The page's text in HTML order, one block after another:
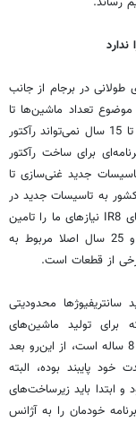
در برجام از جانب
محدودیت‌ها 8 ساله و در موضوع تعداد ماشین‌ها تا
10 ساله است. همچنین در برجام آمده است که ایران تا 15 سال نمی‌تواند رآکتور
برای ساخت رآکتور
جدید غنی‌سازی تا
به تاسیسات جدید در
این حوزه نیاز ندارد و همان تاسیسات نطنز با ماشین‌های IR8 نیازهای ما را تامین
می‌کند و موضوعات مطرح شده درخصوص 20 سال و 25 سال اصلا مربوط به
از قطعات است.
محدودیتی
تولید ماشین‌های
سانتریفیوژ و برای غنی‌سازی محدود دوره محدودیت ما 8 ساله است، از این‌رو بعد
خود پایبند بوده، البته
نمی‌شود و ابتدا باید زیرساخت‌های
خودمان را به آژانس